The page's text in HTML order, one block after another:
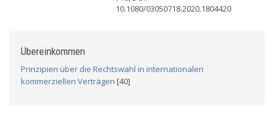
10.1080/03050718.2020.1804420
Übereinkommen
Prinzipien über die Rechtswahl in internationalen
kommerziellen Verträgen [40]